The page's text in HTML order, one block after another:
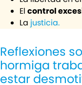
El control
La justicia.
Reflexiones
hormiga
estar